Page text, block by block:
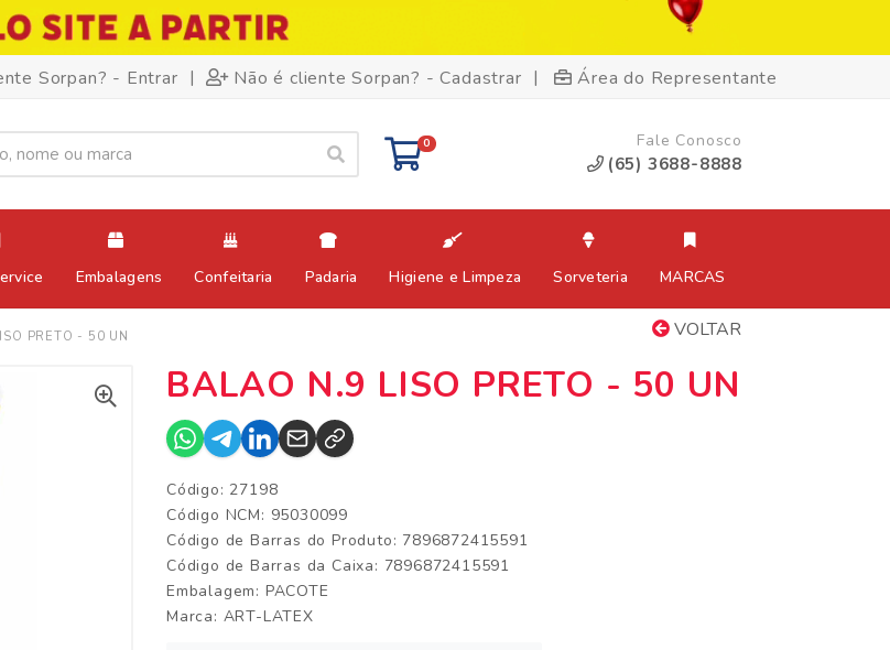
Sorpan? - Entrar | Não é cliente Sorpan? - Cadastrar | Área do Representante
0 Fale Conosco
(65) 3688-8888
Embalagens Confeitaria Padaria Higiene e Limpeza Sorveteria MARCAS
VOLTAR
PRETO - 50 UN
BALAO N.9 LISO PRETO - 50 UN
Código: 27198
Código NCM: 95030099
Código de Barras do Produto: 7896872415591
Código de Barras da Caixa: 7896872415591
Embalagem: PACOTE
Marca: ART-LATEX